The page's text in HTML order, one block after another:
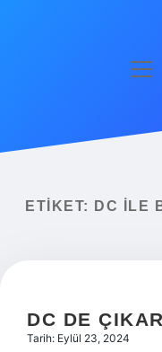
ETIKET: DC ILE
DC DE
Tarih: Eylül 23, 2024